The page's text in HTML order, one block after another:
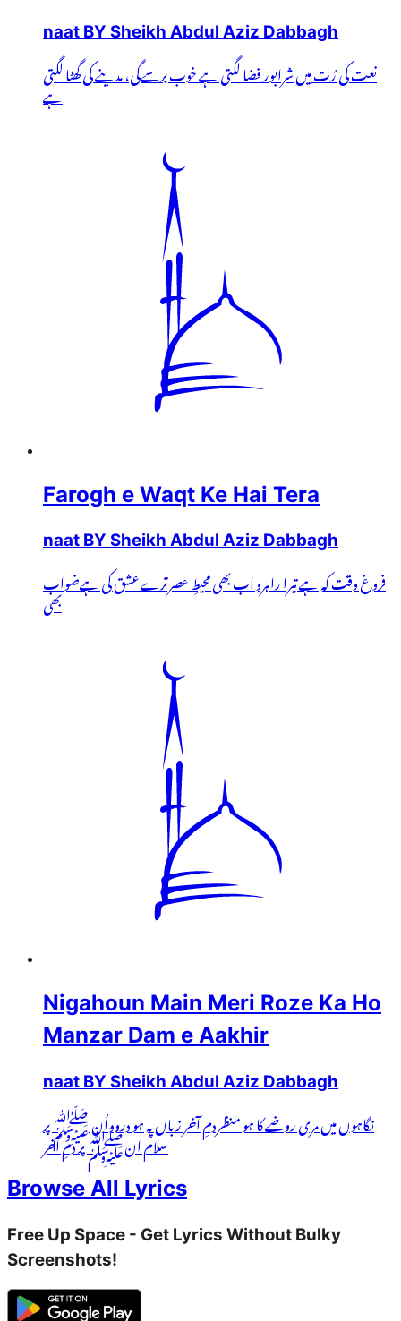
naat BY Sheikh Abdul Aziz Dabbagh
نعت کی رُت میں شرابور فضا لگتی ہے خوب برسےگی، مدینے کی گھٹا لگتی
ہے
Farogh e Waqt Ke Hai Tera
naat BY Sheikh Abdul Aziz Dabbagh
فروغ وقت کہ ہے تیرا راہرو اب بھی محیطِ عصرترےعشق کی ہےضواب
بھی
Nigahoun Main Meri Roze Ka Ho
Manzar Dam e Aakhir
naat BY Sheikh Abdul Aziz Dabbagh
نگاہوں میں مری روضے کا ہو منظردمِ آخر زباں پہ ہو درود اُن ﷺ پر
سلام انﷺ پر دمِ آخر
Browse All Lyrics
Free Up Space - Get Lyrics Without Bulky
Screenshots!